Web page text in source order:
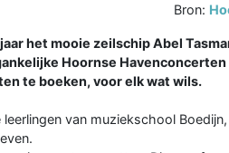
Bron:
het mooie zeilschip Abel
Hoornse
te boeken, voor elk wat wils.
van muziekschool